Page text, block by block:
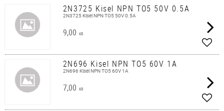
2N3725 Kisel NPN TO5 50V 0.5A
2N3725 Kisel NPN TO5 50V 0.5A
9,00 KR
2N696 Kisel NPN TO5 60V 1A
2N696 Kisel NPN TO5 60V 1A
7,00 KR